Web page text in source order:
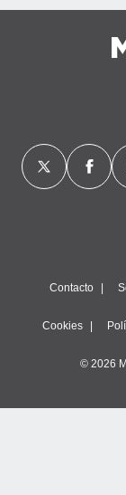
Contacto
Cookies
© 2026